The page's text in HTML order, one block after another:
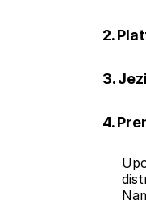
2.
3.
4.